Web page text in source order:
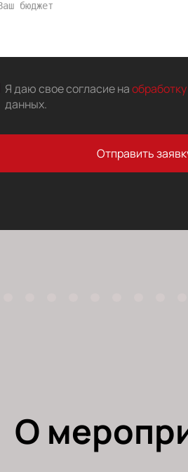
Я даю свое согласие наобработку
данных.
Отправить
О